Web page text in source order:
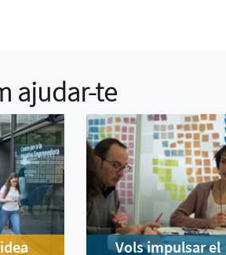
ajudar-te
Vols impulsar el